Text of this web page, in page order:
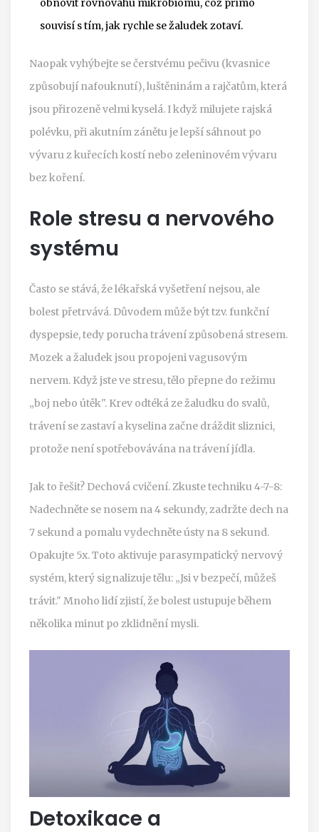
obnovit rovnováhu mikrobiomu, což přímo
souvisí s tím, jak rychle se žaludek zotaví.
Naopak vyhýbejte se čerstvému pečivu (kvasnice
způsobují nafouknutí), luštěninám a rajčatům, která
jsou přirozeně velmi kyselá. I když milujete rajská
polévku, při akutním zánětu je lepší sáhnout po
vývaru z kuřecích kostí nebo zeleninovém vývaru
bez koření.
Role stresu a nervového
systému
Často se stává, že lékařská vyšetření nejsou, ale
bolest přetrvává. Důvodem může být tzv. funkční
dyspepsie, tedy porucha trávení způsobená stresem.
Mozek a žaludek jsou propojeni vagusovým
nervem. Když jste ve stresu, tělo přepne do režimu
„boj nebo útěk". Krev odtéká ze žaludku do svalů,
trávení se zastaví a kyselina začne dráždit sliznici,
protože není spotřebovávána na trávení jídla.
Jak to řešit? Dechová cvičení. Zkuste techniku 4-7-8:
Nadechněte se nosem na 4 sekundy, zadržte dech na
7 sekund a pomalu vydechněte ústy na 8 sekund.
Opakujte 5x. Toto aktivuje parasympatický nervový
systém, který signalizuje tělu: „Jsi v bezpečí, můžeš
trávit." Mnoho lidí zjistí, že bolest ustupuje během
několika minut po zklidnění mysli.
Detoxikace a